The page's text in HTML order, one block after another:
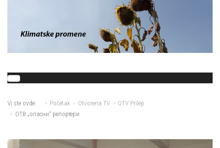
Vi ste ovde: Početak Otvorena TV
OTV Prilep
ОТВ „опасни“ репортери